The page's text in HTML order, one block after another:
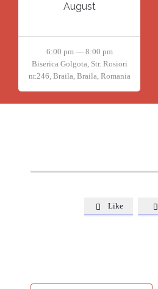
August
6:00 pm — 8:00 pm
Biserica Golgota, Str. Rosiori
nr.246, Braila, Braila, Romania
 Like 